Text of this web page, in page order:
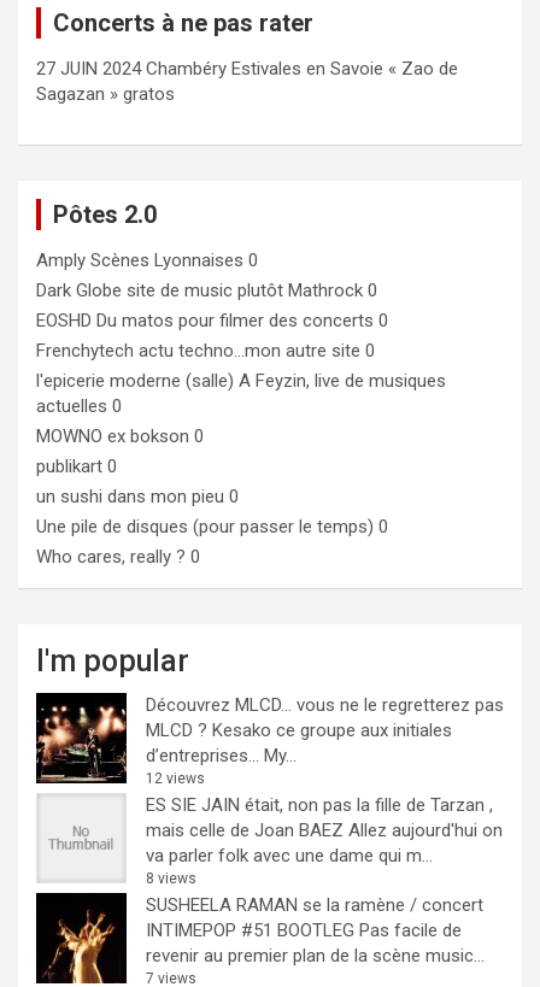
Concerts à ne pas rater
27 JUIN 2024 Chambéry Estivales en Savoie « Zao de
Sagazan » gratos
Pôtes 2.0
Amply Scènes Lyonnaises 0
Dark Globe site de music plutôt Mathrock 0
EOSHD Du matos pour filmer des concerts 0
Frenchytech actu techno…mon autre site 0
l'epicerie moderne (salle) A Feyzin, live de musiques
actuelles 0
MOWNO ex bokson 0
publikart 0
un sushi dans mon pieu 0
Une pile de disques (pour passer le temps) 0
Who cares, really ? 0
I'm popular
Découvrez MLCD… vous ne le regretterez pas
MLCD ? Kesako ce groupe aux initiales
d’entreprises… My...
12 views
ES SIE JAIN était, non pas la fille de Tarzan ,
mais celle de Joan BAEZ Allez aujourd'hui on
va parler folk avec une dame qui m...
8 views
SUSHEELA RAMAN se la ramène / concert
INTIMEPOP #51 BOOTLEG Pas facile de
revenir au premier plan de la scène music...
7 views